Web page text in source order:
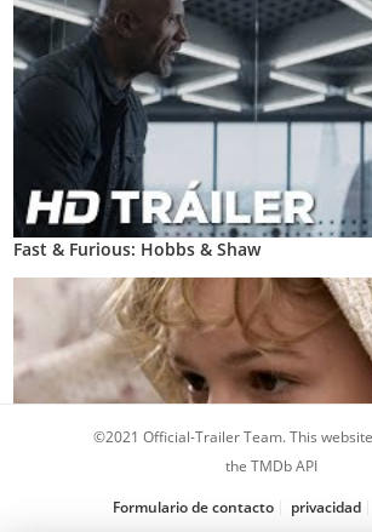
Fast & Furious: Hobbs & Shaw
©2021 Official-Trailer Team. This
the TMDb API
Formulario de contacto
privacidad